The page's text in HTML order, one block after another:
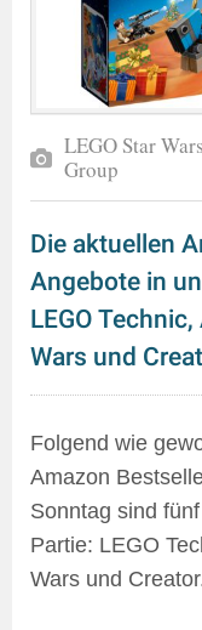
LEGO Star
Group
Die aktuellen
Angebote in
LEGO
Wars und
Folgend wie
Amazon
Sonntag sind
Partie: LEGO
Wars und